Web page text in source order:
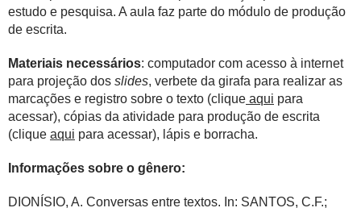
estudo e pesquisa. A aula faz parte do módulo de produção
de escrita.
Materiais necessários: computador com acesso à internet
para projeção dos slides, verbete da girafa para realizar as
marcações e registro sobre o texto (clique aqui para
acessar), cópias da atividade para produção de escrita
(clique aqui para acessar), lápis e borracha.
Informações sobre o gênero:
DIONÍSIO, A. Conversas entre textos. In: SANTOS, C.F.;